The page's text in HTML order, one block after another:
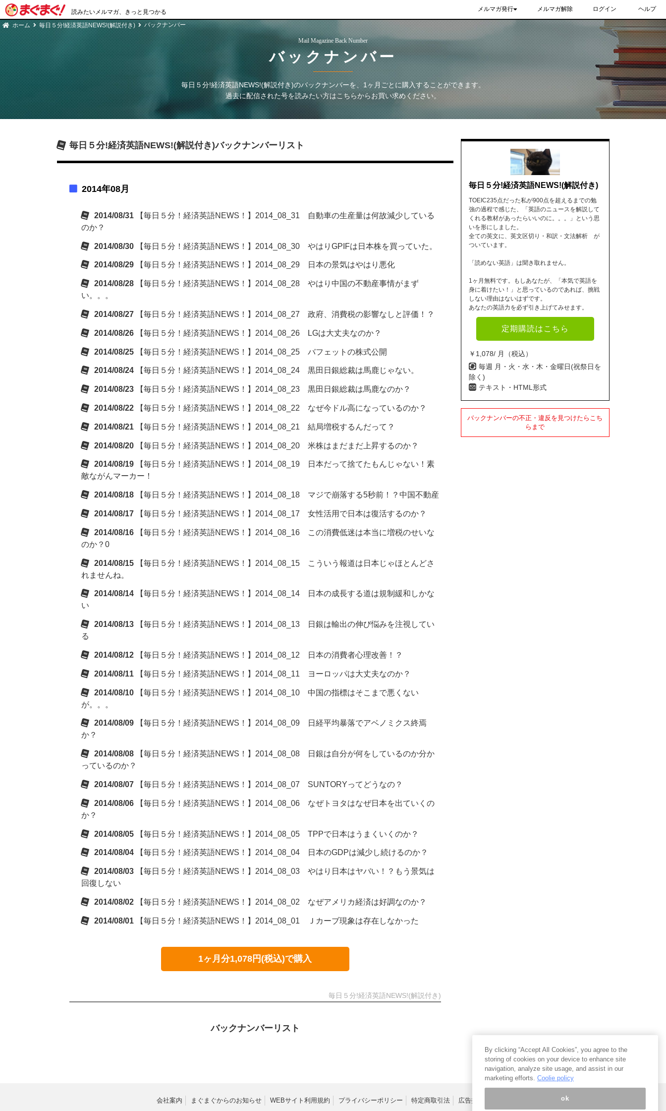
読みたいメルマガ、きっと見つかる メルマガ発行 メルマガ解除 ログイン ヘルプ
ホーム 毎日５分!経済英語NEWS!(解説付き) バックナンバー
Mail Magazine Back Number
バックナンバー
毎日５分!経済英語NEWS!(解説付き)のバックナンバーを、1ヶ月ごとに購入することができます。
過去に配信された号を読みたい方はこちらからお買い求めください。
毎日５分!経済英語NEWS!(解説付き)バックナンバーリスト
2014年08月
2014/08/31
【毎日５分！経済英語NEWS！】2014_08_31 自動車の生産量は何故減少している
のか？
2014/08/30 【毎日５分！経済英語NEWS！】2014_08_30 やはりGPIFは日本株を買っていた。
2014/08/29 【毎日５分！経済英語NEWS！】2014_08_29 日本の景気はやはり悪化
2014/08/28
【毎日５分！経済英語NEWS！】2014_08_28 やはり中国の不動産事情がまず
い。。。
2014/08/27 【毎日５分！経済英語NEWS！】2014_08_27 政府、消費税の影響なしと評価！？
2014/08/26 【毎日５分！経済英語NEWS！】2014_08_26 LGは大丈夫なのか？
2014/08/25 【毎日５分！経済英語NEWS！】2014_08_25 バフェットの株式公開
2014/08/24 【毎日５分！経済英語NEWS！】2014_08_24 黒田日銀総裁は馬鹿じゃない。
2014/08/23 【毎日５分！経済英語NEWS！】2014_08_23 黒田日銀総裁は馬鹿なのか？
2014/08/22 【毎日５分！経済英語NEWS！】2014_08_22 なぜ今ドル高になっているのか？
2014/08/21 【毎日５分！経済英語NEWS！】2014_08_21 結局増税するんだって？
2014/08/20 【毎日５分！経済英語NEWS！】2014_08_20 米株はまだまだ上昇するのか？
2014/08/19
【毎日５分！経済英語NEWS！】2014_08_19 日本だって捨てたもんじゃない！素
敵ながんマーカー！
2014/08/18 【毎日５分！経済英語NEWS！】2014_08_18 マジで崩落する5秒前！？中国不動産
2014/08/17 【毎日５分！経済英語NEWS！】2014_08_17 女性活用で日本は復活するのか？
2014/08/16
【毎日５分！経済英語NEWS！】2014_08_16 この消費低迷は本当に増税のせいな
のか？0
2014/08/15
【毎日５分！経済英語NEWS！】2014_08_15 こういう報道は日本じゃほとんどさ
れませんね。
2014/08/14
【毎日５分！経済英語NEWS！】2014_08_14 日本の成長する道は規制緩和しかな
い
2014/08/13
【毎日５分！経済英語NEWS！】2014_08_13 日銀は輸出の伸び悩みを注視してい
る
2014/08/12 【毎日５分！経済英語NEWS！】2014_08_12 日本の消費者心理改善！？
2014/08/11 【毎日５分！経済英語NEWS！】2014_08_11 ヨーロッパは大丈夫なのか？
2014/08/10
【毎日５分！経済英語NEWS！】2014_08_10 中国の指標はそこまで悪くない
が。。。
2014/08/09
【毎日５分！経済英語NEWS！】2014_08_09 日経平均暴落でアベノミクス終焉
か？
2014/08/08
【毎日５分！経済英語NEWS！】2014_08_08 日銀は自分が何をしているのか分か
っているのか？
2014/08/07 【毎日５分！経済英語NEWS！】2014_08_07 SUNTORYってどうなの？
2014/08/06
【毎日５分！経済英語NEWS！】2014_08_06 なぜトヨタはなぜ日本を出ていくの
か？
2014/08/05 【毎日５分！経済英語NEWS！】2014_08_05 TPPで日本はうまくいくのか？
2014/08/04 【毎日５分！経済英語NEWS！】2014_08_04 日本のGDPは減少し続けるのか？
2014/08/03
【毎日５分！経済英語NEWS！】2014_08_03 やはり日本はヤバい！？もう景気は
回復しない
2014/08/02 【毎日５分！経済英語NEWS！】2014_08_02 なぜアメリカ経済は好調なのか？
2014/08/01 【毎日５分！経済英語NEWS！】2014_08_01 Ｊカーブ現象は存在しなかった
1ヶ月分1,078円(税込)で購入
毎日５分!経済英語NEWS!(解説付き)
バックナンバーリスト
毎日５分!経済英語NEWS!(解説付き)
TOEIC235点だった私が900点を超えるまでの勉
強の過程で感じた、「英語のニュースを解説して
くれる教材があったらいいのに。。。」という思
いを形にしました。
全ての英文に、英文区切り・和訳・文法解析 が
ついています。
「読めない英語」は聞き取れません。
1ヶ月無料です。もしあなたが、「本気で英語を
身に着けたい！」と思っているのであれば、挑戦
しない理由はないはずです。
あなたの英語力を必ず引き上げてみせます。
定期購読はこちら
￥1,078/ 月（税込）
毎週 月・火・水・木・金曜日(祝祭日を
除く)
テキスト・HTML形式
バックナンバーの不正・違反を見つけたらこち
らまで
会社案内 まぐまぐからのお知らせ WEBサイト利用規約 プライバシーポリシー 特定商取引法 広告掲載はこちら
By clicking “Accept All Cookies”, you agree to the
storing of cookies on your device to enhance site
navigation, analyze site usage, and assist in our
marketing efforts. Coolie policy
ok